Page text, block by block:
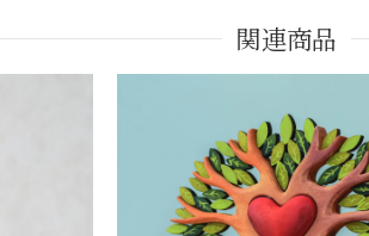
関連商品